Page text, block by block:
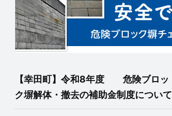
【幸田町】令和8年度 危険ブロッ
ク塀解体・撤去の補助金制度について